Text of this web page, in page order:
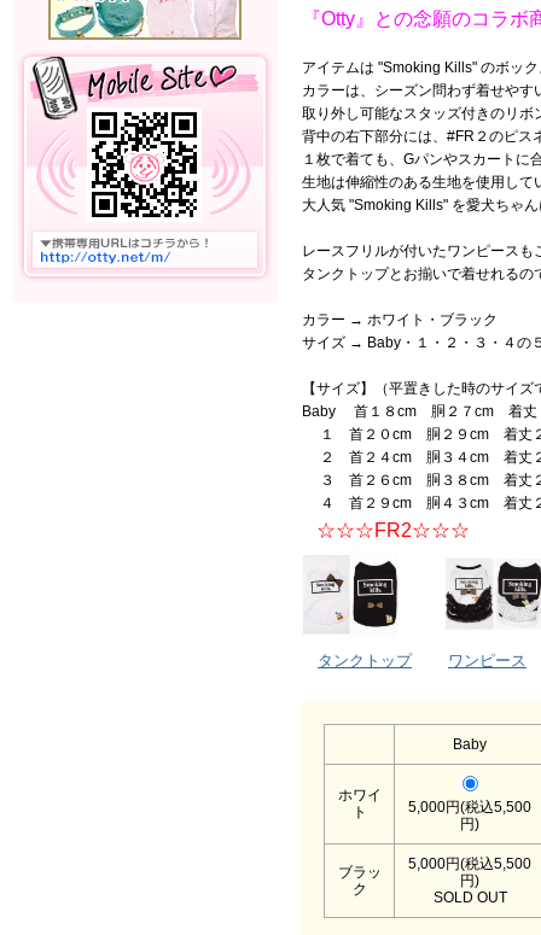
『Otty』との念願のコラ
アイテムは "Smoking Kills" のボッ
カラーは、シーズン問わず着せや
取り外し可能なスタッズ付きのリ
背中の右下部分には、#FR２のピス
１枚で着ても、Gパンやスカートに
生地は伸縮性のある生地を使用し
大人気 "Smoking Kills" を愛犬ちゃ
レースフリルが付いたワンピースも
タンクトップとお揃いで着せれる
カラー → ホワイト・ブラック
サイズ → Baby・１・２・３・４の
【サイズ】（平置きした時のサイズ
Baby 首１８cm 胴２７cm 着丈
１ 首２０cm 胴２９cm 着丈
２ 首２４cm 胴３４cm 着丈
３ 首２６cm 胴３８cm 着丈
４ 首２９cm 胴４３cm 着丈
☆☆☆FR2☆☆☆
タンクトップ ワンピース
Baby
ホワイ
ト
5,000円(税込5,500
円)
ブラッ
ク
5,000円(税込5,500
円)
SOLD OUT